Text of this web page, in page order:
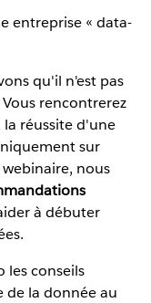
entreprise « data-
qu'il n'est pas
rencontrerez
réussite d'une
sur
nous
à débuter
les conseils
de la donnée au